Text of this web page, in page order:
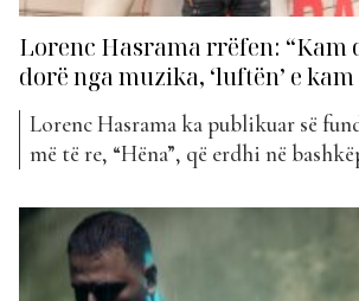
Lorenc Hasrama rrëfen: “Kam
dorë nga muzika, ‘luftën’ e
Lorenc Hasrama ka publikuar së
më të re, “Hëna”, që erdhi në
romantike, duke prekur të gjithë
folur më shumë mbi “Hëna”, ka
Hasrama në “Wake...